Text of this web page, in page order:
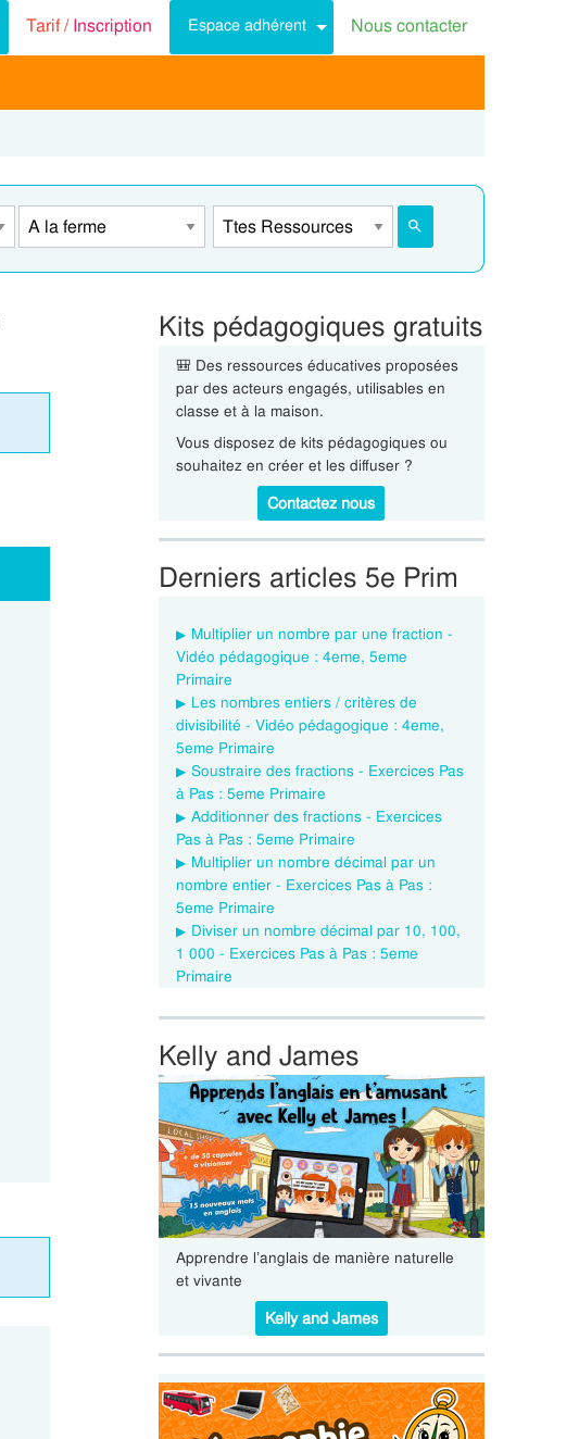
Tarif /Inscription Espace adhérent Nous contacter
Kits pédagogiques gratuits
🎒 Des ressources éducatives proposées
par des acteurs engagés, utilisables en
classe et à la maison.
Vous disposez de kits pédagogiques ou
souhaitez en créer et les diffuser ?
Contactez nous
Derniers articles 5e Prim
Multiplier un nombre par une fraction -
Vidéo pédagogique : 4eme, 5eme
Primaire
Les nombres entiers / critères de
divisibilité - Vidéo pédagogique : 4eme,
5eme Primaire
Soustraire des fractions - Exercices Pas
à Pas : 5eme Primaire
Additionner des fractions - Exercices
Pas à Pas : 5eme Primaire
Multiplier un nombre décimal par un
nombre entier - Exercices Pas à Pas :
5eme Primaire
Diviser un nombre décimal par 10, 100,
1 000 - Exercices Pas à Pas : 5eme
Primaire
Kelly and James
Apprendre l’anglais de manière naturelle
et vivante
Kelly and James